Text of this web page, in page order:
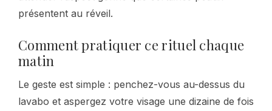
présentent au réveil.
Comment pratiquer ce rituel chaque
matin
Le geste est simple : penchez-vous au-dessus du
lavabo et aspergez votre visage une dizaine de fois